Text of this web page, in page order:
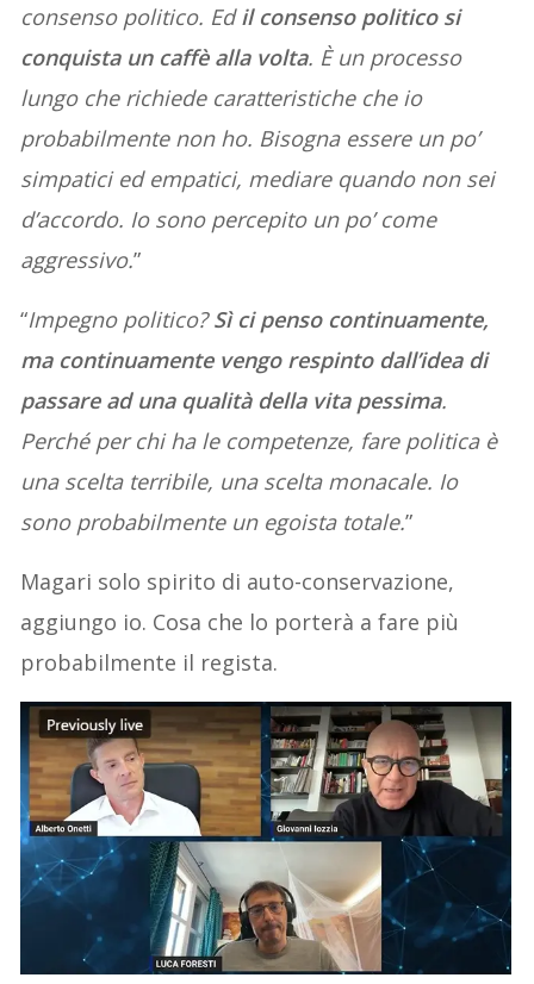
consenso politico. Edil consenso politico si
conquista un caffè alla volta. È un processo
lungo che richiede caratteristiche che io
probabilmente non ho. Bisogna essere un po’
simpatici ed empatici, mediare quando non sei
d’accordo. Io sono percepito un po’ come
aggressivo.”
“Impegno politico?Sì ci penso continuamente,
ma continuamente vengo respinto dall’idea di
passare ad una qualità della vita pessima.
Perché per chi ha le competenze, fare politica è
una scelta terribile, una scelta monacale. Io
sono probabilmente un egoista totale.”
Magari solo spirito di auto-conservazione,
aggiungo io. Cosa che lo porterà a fare più
probabilmente il regista.